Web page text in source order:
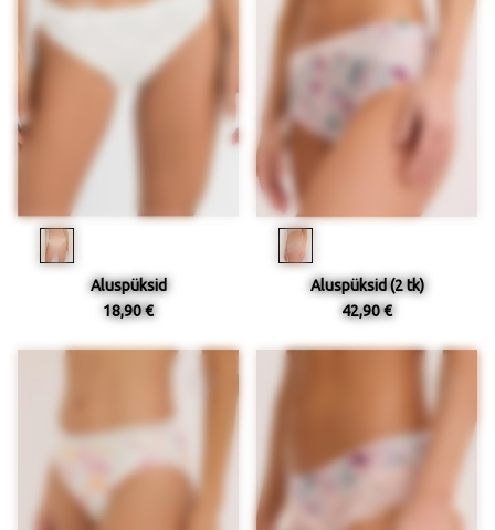
Aluspüksid
18,90 €
Aluspüksid (2 tk)
42,90 €